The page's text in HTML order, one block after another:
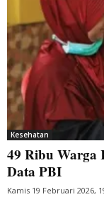
Kesehatan
49 Ribu Warga
Data PBI
Kamis 19 Februari 2026,